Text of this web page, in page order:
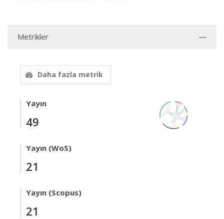
Metrikler
Daha fazla metrik
Yayın
49
Yayın (WoS)
21
Yayın (Scopus)
21